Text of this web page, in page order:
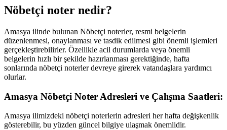
Nöbetçi noter nedir?
Amasya ilinde bulunan Nöbetçi noterler, resmi belgelerin
düzenlenmesi, onaylanması ve tasdik edilmesi gibi önemli işlemleri
gerçekleştirebilirler. Özellikle acil durumlarda veya önemli
belgelerin hızlı bir şekilde hazırlanması gerektiğinde, hafta
sonlarında nöbetçi noterler devreye girerek vatandaşlara yardımcı
olurlar.
Amasya Nöbetçi Noter Adresleri ve Çalışma Saatleri:
Amasya ilimizdeki nöbetçi noterlerin adresleri her hafta değişkenlik
gösterebilir, bu yüzden güncel bilgiye ulaşmak önemlidir.